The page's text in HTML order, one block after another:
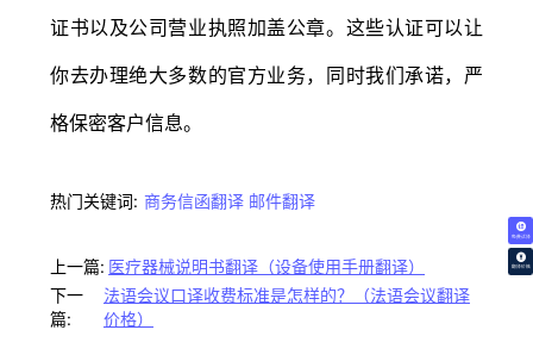
免费试译
翻译价格
证书以及公司营业执照加盖公章。这些认证可以让
你去办理绝大多数的官方业务，同时我们承诺，严
格保密客户信息。
热门关键词: 商务信函翻译 邮件翻译
上一篇: 医疗器械说明书翻译（设备使用手册翻译）
下一
篇:
法语会议口译收费标准是怎样的？（法语会议翻译
价格）